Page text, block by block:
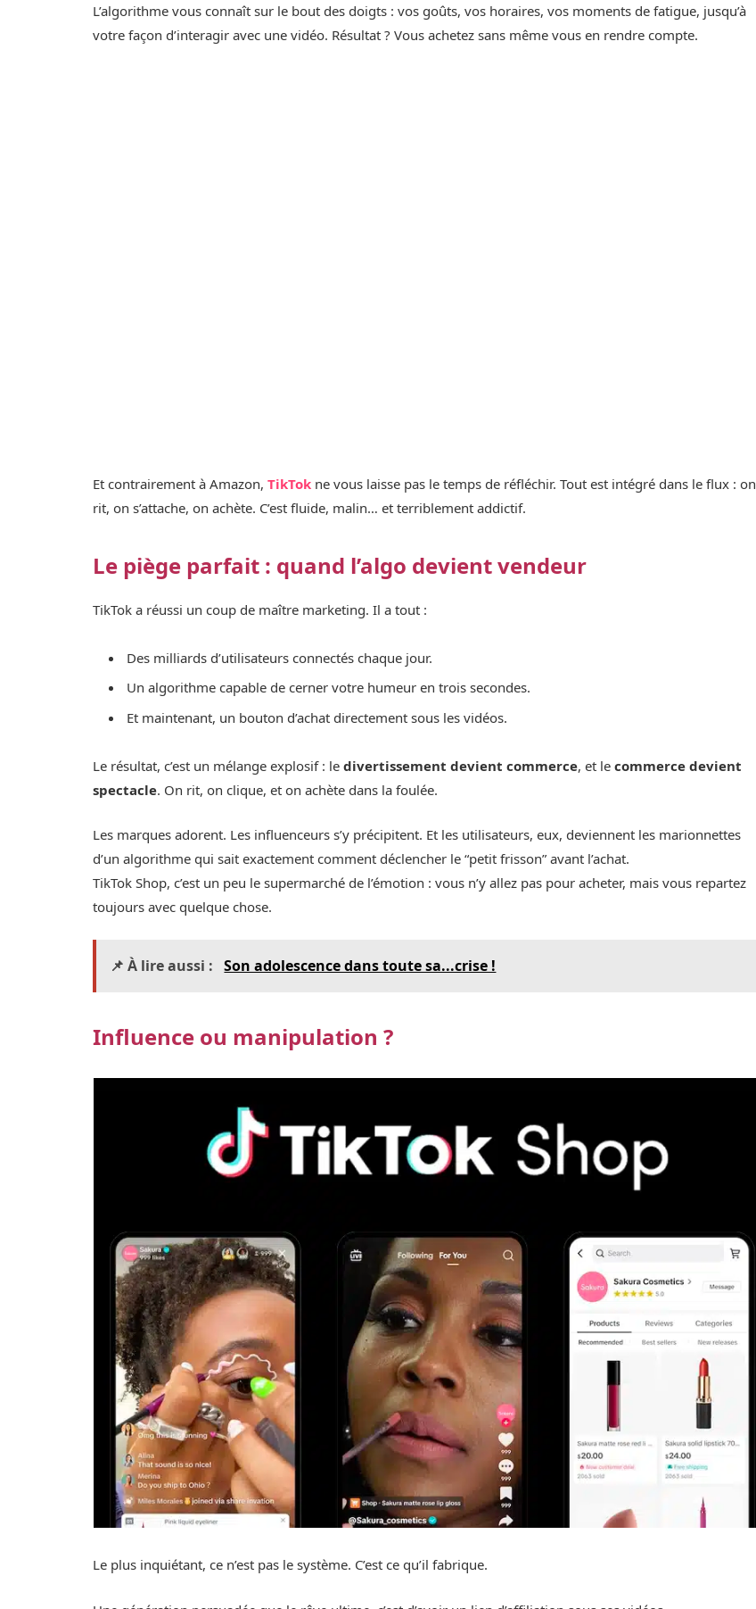
L’algorithme vous connaît sur le bout des doigts : vos goûts, vos horaires, vos moments de fatigue, jusqu’à
votre façon d’interagir avec une vidéo. Résultat ? Vous achetez sans même vous en rendre compte.
Et contrairement à Amazon,TikTok ne vous laisse pas le temps de réfléchir. Tout est intégré dans le flux : on
rit, on s’attache, on achète. C’est fluide, malin… et terriblement addictif.
Le piège parfait : quand l’algo devient vendeur
TikTok a réussi un coup de maître marketing. Il a tout :
Des milliards d’utilisateurs connectés chaque jour.
Un algorithme capable de cerner votre humeur en trois secondes.
Et maintenant, un bouton d’achat directement sous les vidéos.
Le résultat, c’est un mélange explosif : ledivertissement devient commerce, et lecommerce devient
spectacle. On rit, on clique, et on achète dans la foulée.
Les marques adorent. Les influenceurs s’y précipitent. Et les utilisateurs, eux, deviennent les marionnettes
d’un algorithme qui sait exactement comment déclencher le “petit frisson” avant l’achat.
TikTok Shop, c’est un peu le supermarché de l’émotion : vous n’y allez pas pour acheter, mais vous repartez
toujours avec quelque chose.
📌 À lire aussi : Son adolescence dans toute sa...crise !
Influence ou manipulation ?
Le plus inquiétant, ce n’est pas le système. C’est ce qu’il fabrique.